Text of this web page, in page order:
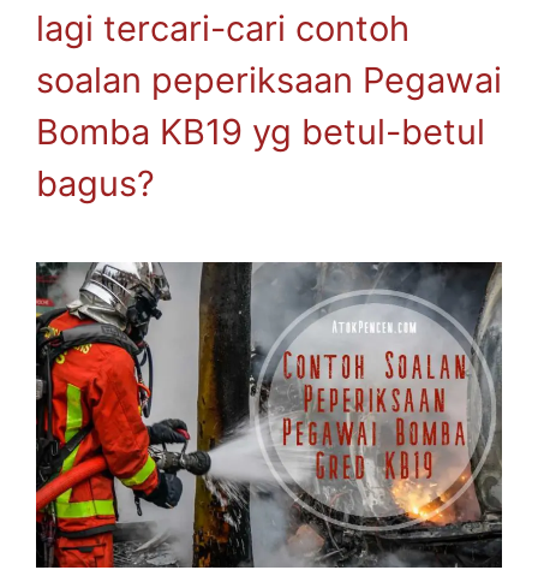
lagi tercari-cari contoh
soalan peperiksaan Pegawai
Bomba KB19 yg betul-betul
bagus?